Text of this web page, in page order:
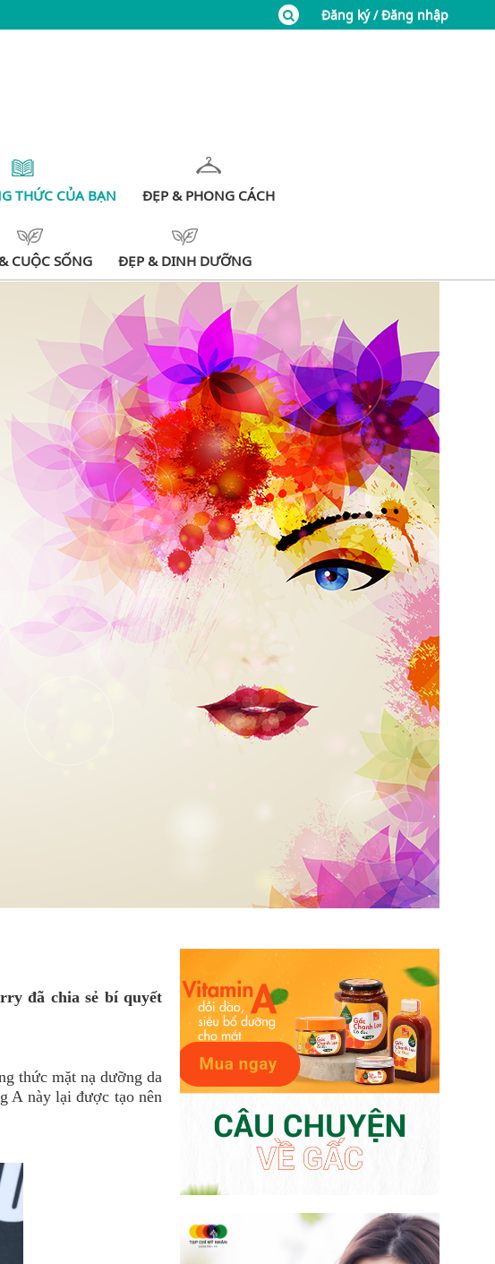
Đăng ký / Đăng nhập
THỨC CỦA BẠN ĐẸP & PHONG CÁCH
CUỘC SỐNG ĐẸP & DINH DƯỠNG
đã chia sẻ bí quyết
thức mặt nạ dưỡng da
A này lại được tạo nên